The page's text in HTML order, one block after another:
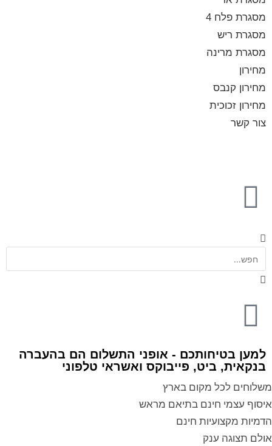
מסגרת פלח 4
מסגרת ריש
מסגרת מרינה
מחירון
מחירון קנבס
מחירון זכוכית
צור קשר
למען בטיחותכם - אופני התשלום הם בהעברה
בנקאית, ביט, פייבוקס ואשראי טלפוני
משלוחים לכל מקום בארץ
איסוף עצמי חינם בתיאם מראש
הדמיות מקצועיות חינם
אולם תצוגה ענק